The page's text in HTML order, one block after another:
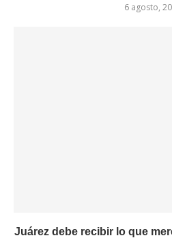
6 agosto,
Juárez debe recibir lo que